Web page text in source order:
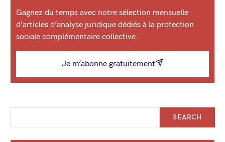
Gagnez du temps avec notre sélection mensuelle
d’articles d’analyse juridique dédiés à la protection
sociale complémentaire collective.
Je m’abonne gratuitement
SEARCH